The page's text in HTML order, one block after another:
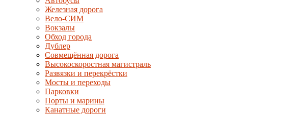
Железная дорога
Вело-СИМ
Вокзалы
Обход города
Дублер
Совмещённая дорога
Высокоскоростная магистраль
Развязки и перекрёстки
Мосты и переходы
Парковки
Порты и марины
Канатные дороги